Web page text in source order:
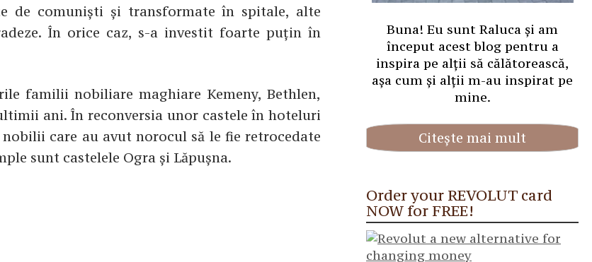
de comuniști și transformate în spitale, alte
În orice caz, s-a investit foarte puțin în
familii nobiliare maghiare Kemeny, Bethlen,
ani. În reconversia unor castele în hoteluri
care au avut norocul să le fie retrocedate
sunt castelele Ogra și Lăpușna.
Buna! Eu sunt Raluca și am
început acest blog pentru a
inspira pe alții să călătorească,
așa cum și alții m-au inspirat pe
mine.
Citește mai mult
Order your REVOLUT card
NOW for FREE!